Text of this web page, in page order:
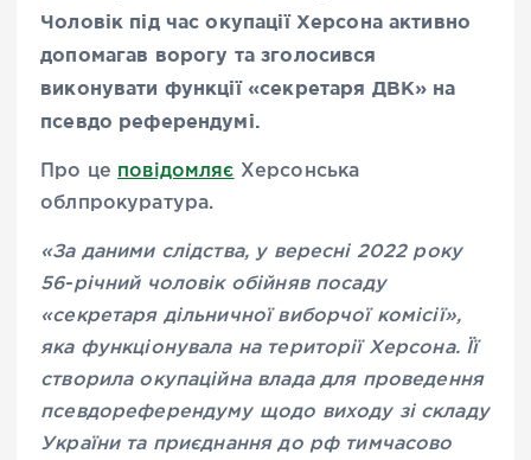
Чоловік під час окупації Херсона активно
допомагав ворогу та зголосився
виконувати функції «секретаря ДВК» на
псевдо референдумі.
Про це повідомляє Херсонська
облпрокуратура.
«За даними слідства, у вересні 2022 року
56-річний чоловік обійняв посаду
«секретаря дільничної виборчої комісії»,
яка функціонувала на території Херсона. Її
створила окупаційна влада для проведення
псевдореферендуму щодо виходу зі складу
України та приєднання до рф тимчасово